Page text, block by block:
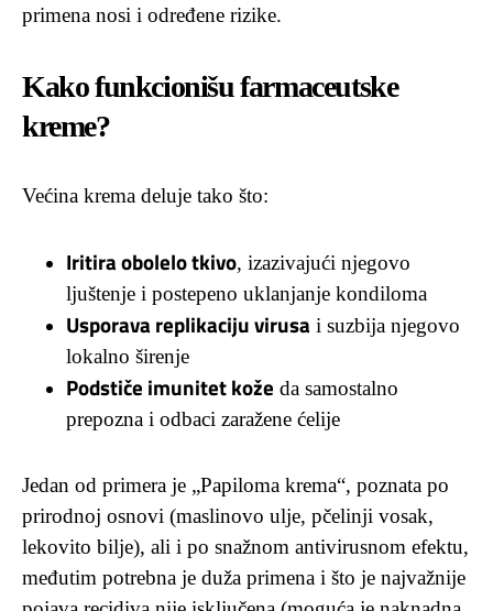
primena nosi i određene rizike.
Kako funkcionišu farmaceutske
kreme?
Većina krema deluje tako što:
Iritira obolelo tkivo, izazivajući njegovo
ljuštenje i postepeno uklanjanje kondiloma
Usporava replikaciju virusa i suzbija njegovo
lokalno širenje
Podstiče imunitet kože da samostalno
prepozna i odbaci zaražene ćelije
Jedan od primera je „Papiloma krema“, poznata po
prirodnoj osnovi (maslinovo ulje, pčelinji vosak,
lekovito bilje), ali i po snažnom antivirusnom efektu,
međutim potrebna je duža primena i što je najvažnije